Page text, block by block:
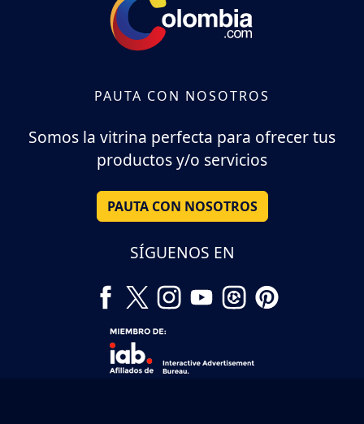
PAUTA CON NOSOTROS
Somos la vitrina perfecta para ofrecer tus
productos y/o servicios
PAUTA CON NOSOTROS
SÍGUENOS EN